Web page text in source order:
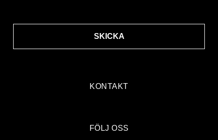
KONTAKT
SKICKA
FÖLJ OSS